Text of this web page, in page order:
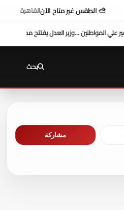
⛅ الطقس غير متاح الآنالقاهرة
د. طه محمد أبو الشيخ يكتب : أداء وزارة
بحث
مشاركة